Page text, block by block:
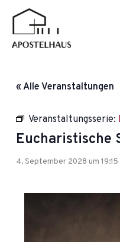
springen
« Alle Veranstaltungen
Veranstaltungsserie:
Eucharistische
4. September 2028 um 19:15